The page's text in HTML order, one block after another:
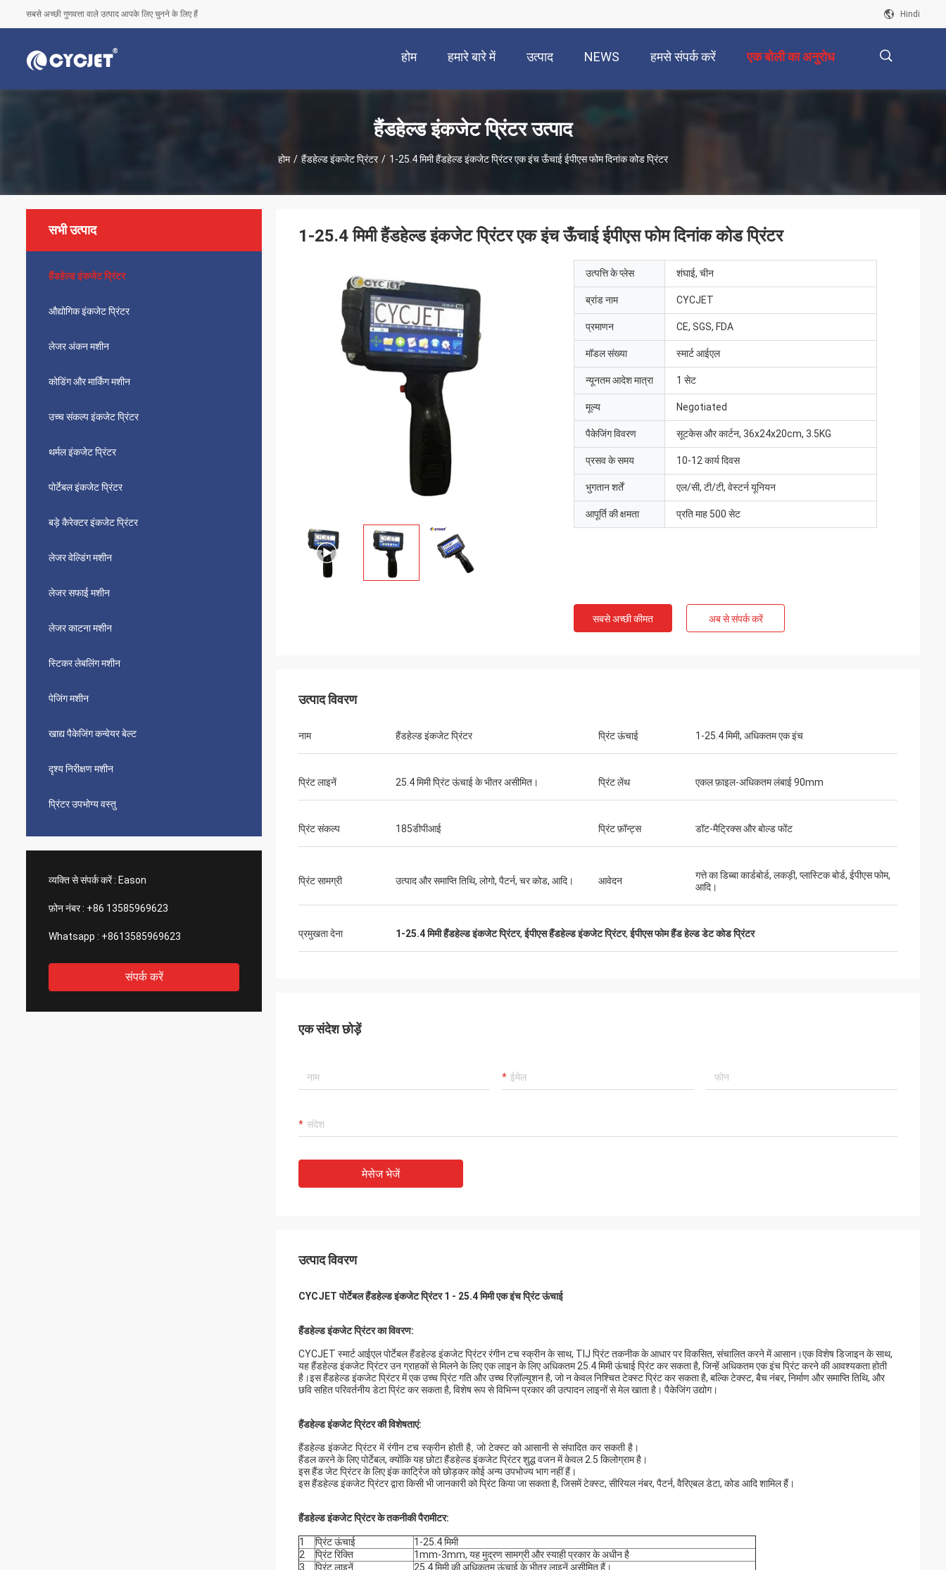
सबसे अच्छी गुणवत्ता वाले उत्पाद आपके लिए चुनने के लिए हैं Hindi
होम हमारे बारे में उत्पाद NEWS हमसे संपर्क करें एक बोली का अनुरोध
हैंडहेल्ड इंकजेट प्रिंटर उत्पाद
होम / हैंडहेल्ड इंकजेट प्रिंटर / 1-25.4 मिमी हैंडहेल्ड इंकजेट प्रिंटर एक इंच ऊँचाई ईपीएस फोम दिनांक कोड प्रिंटर
सभी उत्पाद
हैंडहेल्ड इंकजेट प्रिंटर
औद्योगिक इंकजेट प्रिंटर
लेजर अंकन मशीन
कोडिंग और मार्किंग मशीन
उच्च संकल्प इंकजेट प्रिंटर
थर्मल इंकजेट प्रिंटर
पोर्टेबल इंकजेट प्रिंटर
बड़े कैरेक्टर इंकजेट प्रिंटर
लेजर वेल्डिंग मशीन
लेजर सफाई मशीन
लेजर काटना मशीन
स्टिकर लेबलिंग मशीन
पेजिंग मशीन
खाद्य पैकेजिंग कन्वेयर बेल्ट
दृश्य निरीक्षण मशीन
प्रिंटर उपभोग्य वस्तु
व्यक्ति से संपर्क करें : Eason
फ़ोन नंबर : +86 13585969623
Whatsapp : +8613585969623
संपर्क करें
1-25.4 मिमी हैंडहेल्ड इंकजेट प्रिंटर एक इंच ऊँचाई ईपीएस फोम दिनांक कोड प्रिंटर
उत्पत्ति के प्लेस शंघाई, चीन
ब्रांड नाम CYCJET
प्रमाणन CE, SGS, FDA
मॉडल संख्या स्मार्ट आईएल
न्यूनतम आदेश मात्रा 1 सेट
मूल्य Negotiated
पैकेजिंग विवरण सूटकेस और कार्टन, 36x24x20cm, 3.5KG
प्रसव के समय 10-12 कार्य दिवस
भुगतान शर्तें एल/सी, टी/टी, वेस्टर्न यूनियन
आपूर्ति की क्षमता प्रति माह 500 सेट
सबसे अच्छी कीमत अब से संपर्क करें
उत्पाद विवरण
नाम हैंडहेल्ड इंकजेट प्रिंटर प्रिंट ऊंचाई 1-25.4 मिमी, अधिकतम एक इंच
प्रिंट लाइनें 25.4 मिमी प्रिंट ऊंचाई के भीतर असीमित। प्रिंट लेंथ एकल फ़ाइल-अधिकतम लंबाई 90mm
प्रिंट संकल्प 185डीपीआई प्रिंट फ़ॉन्ट्स डॉट-मैट्रिक्स और बोल्ड फोंट
प्रिंट सामग्री उत्पाद और समाप्ति तिथि, लोगो, पैटर्न, चर कोड, आदि। आवेदन
गत्ते का डिब्बा कार्डबोर्ड, लकड़ी, प्लास्टिक बोर्ड, ईपीएस फोम,
आदि।
प्रमुखता देना 1-25.4 मिमी हैंडहेल्ड इंकजेट प्रिंटर,ईपीएस हैंडहेल्ड इंकजेट प्रिंटर,ईपीएस फोम हैंड हेल्ड डेट कोड प्रिंटर
एक संदेश छोड़ें
मेसेज भेजें
उत्पाद विवरण
CYCJET पोर्टेबल हैंडहेल्ड इंकजेट प्रिंटर 1 - 25.4 मिमी एक इंच प्रिंट ऊंचाई
हैंडहेल्ड इंकजेट प्रिंटर का विवरण:
CYCJET स्मार्ट आईएल पोर्टेबल हैंडहेल्ड इंकजेट प्रिंटर रंगीन टच स्क्रीन के साथ, TIJ प्रिंट तकनीक के आधार पर विकसित, संचालित करने में आसान।एक विशेष डिजाइन के साथ,
यह हैंडहेल्ड इंकजेट प्रिंटर उन ग्राहकों से मिलने के लिए एक लाइन के लिए अधिकतम 25.4 मिमी ऊंचाई प्रिंट कर सकता है, जिन्हें अधिकतम एक इंच प्रिंट करने की आवश्यकता होती
है।इस हैंडहेल्ड इंकजेट प्रिंटर में एक उच्च प्रिंट गति और उच्च रिज़ॉल्यूशन है, जो न केवल निश्चित टेक्स्ट प्रिंट कर सकता है, बल्कि टेक्स्ट, बैच नंबर, निर्माण और समाप्ति तिथि, और
छवि सहित परिवर्तनीय डेटा प्रिंट कर सकता है, विशेष रूप से विभिन्न प्रकार की उत्पादन लाइनों से मेल खाता है। पैकेजिंग उद्योग।
हैंडहेल्ड इंकजेट प्रिंटर की विशेषताएं:
हैंडहेल्ड इंकजेट प्रिंटर में रंगीन टच स्क्रीन होती है, जो टेक्स्ट को आसानी से संपादित कर सकती है।
हैंडल करने के लिए पोर्टेबल, क्योंकि यह छोटा हैंडहेल्ड इंकजेट प्रिंटर शुद्ध वजन में केवल 2.5 किलोग्राम है।
इस हैंड जेट प्रिंटर के लिए इंक कार्ट्रिज को छोड़कर कोई अन्य उपभोज्य भाग नहीं हैं।
इस हैंडहेल्ड इंकजेट प्रिंटर द्वारा किसी भी जानकारी को प्रिंट किया जा सकता है, जिसमें टेक्स्ट, सीरियल नंबर, पैटर्न, वैरिएबल डेटा, कोड आदि शामिल हैं।
हैंडहेल्ड इंकजेट प्रिंटर के तकनीकी पैरामीटर:
1 प्रिंट ऊंचाई
1-25.4 मिमी
2
प्रिंट रिक्ति
1mm-3mm, यह मुद्रण सामग्री और स्याही प्रकार के अधीन है
3
प्रिंट लाइनें
25.4 मिमी की अधिकतम ऊंचाई के भीतर लाइनें असीमित हैं।